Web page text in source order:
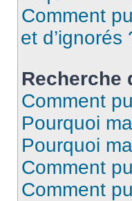
Comment
et d’ignorés
Recherche
Comment
Pourquoi
Pourquoi
Comment
Comment